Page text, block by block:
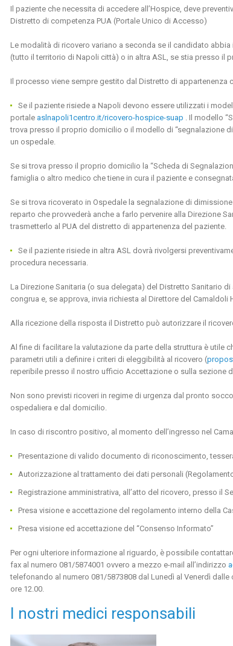
Il paziente che necessita di accedere all’Hospice, deve
Distretto di competenza PUA (Portale Unico di Accesso)
Le modalità di ricovero variano a seconda se il candidato
(tutto il territorio di Napoli città) o in altra ASL, se stia presso il
Il processo viene sempre gestito dal Distretto di appartenenza
Se il paziente risiede a Napoli devono essere utilizzati i
portale aslnapoli1centro.it/ricovero-hospice-suap . Il modello
trova presso il proprio domicilio o il modello di “segnalazione
un ospedale.
Se si trova presso il proprio domicilio la “Scheda di
famiglia o altro medico che tiene in cura il paziente e
Se si trova ricoverato in Ospedale la segnalazione di
reparto che provvederà anche a farlo pervenire alla Direzione
trasmetterlo al PUA del distretto di appartenenza del paziente.
Se il paziente risiede in altra ASL dovrà rivolgersi
procedura necessaria.
La Direzione Sanitaria (o sua delegata) del Distretto Sanitario
congrua e, se approva, invia richiesta al Direttore del
Alla ricezione della risposta il Distretto può autorizzare il
Al fine di facilitare la valutazione da parte della struttura è utile
parametri utili a definire i criteri di eleggibilità al ricovero (
reperibile presso il nostro ufficio Accettazione o sulla sezione
Non sono previsti ricoveri in regime di urgenza dal pronto
ospedaliera e dal domicilio.
In caso di riscontro positivo, al momento dell’ingresso nel
Presentazione di valido documento di riconoscimento,
Autorizzazione al trattamento dei dati personali
Registrazione amministrativa, all’atto del ricovero, presso il
Presa visione e accettazione del regolamento interno della
Presa visione ed accettazione del “Consenso Informato”
Per ogni ulteriore informazione al riguardo, è possibile
fax al numero 081/5874001 ovvero a mezzo e-mail all’indirizzo
telefonando al numero 081/5873808 dal Lunedì al Venerdì
ore 12.00.
I nostri medici responsabili